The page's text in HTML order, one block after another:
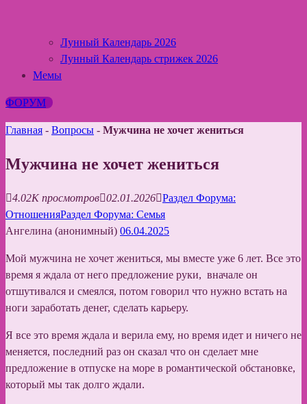
Лунный Календарь 2026
Лунный Календарь стрижек 2026
Мемы
ФОРУМ
Главная - Вопросы - Мужчина не хочет жениться
Мужчина не хочет жениться
4.02K просмотров 02.01.2026 Раздел Форума:
ОтношенияРаздел Форума: Семья
Ангелина (анонимный) 06.04.2025
Мой мужчина не хочет жениться, мы вместе уже 6 лет. Все это
время я ждала от него предложение руки, вначале он
отшутивался и смеялся, потом говорил что нужно встать на
ноги заработать денег, сделать карьеру.
Я все это время ждала и верила ему, но время идет и ничего не
меняется, последний раз он сказал что он сделает мне
предложение в отпуске на море в романтической обстановке,
который мы так долго ждали.